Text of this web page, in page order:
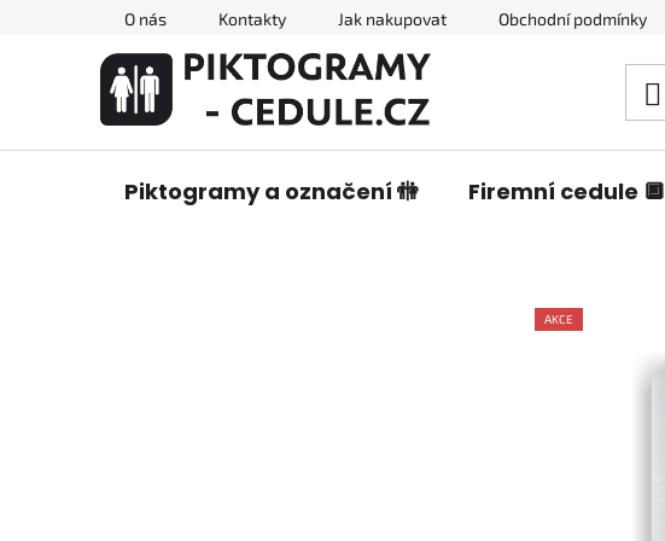
O nás Kontakty Jak nakupovat Obchodní podmínky
Piktogramy a označení 🚻 Firemní cedule 🔲
AKCE